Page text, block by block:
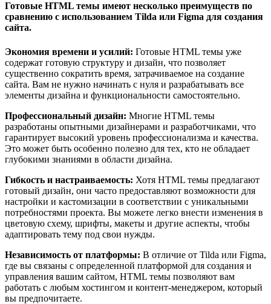
Готовые HTML темы имеют несколько преимуществ по
сравнению с использованием Tilda или Figma для создания
сайта.
Экономия времени и усилий: Готовые HTML темы уже
содержат готовую структуру и дизайн, что позволяет
существенно сократить время, затрачиваемое на создание
сайта. Вам не нужно начинать с нуля и разрабатывать все
элементы дизайна и функциональности самостоятельно.
Профессиональный дизайн: Многие HTML темы
разработаны опытными дизайнерами и разработчиками, что
гарантирует высокий уровень профессионализма и качества.
Это может быть особенно полезно для тех, кто не обладает
глубокими знаниями в области дизайна.
Гибкость и настраиваемость: Хотя HTML темы предлагают
готовый дизайн, они часто предоставляют возможности для
настройки и кастомизации в соответствии с уникальными
потребностями проекта. Вы можете легко внести изменения в
цветовую схему, шрифты, макеты и другие аспекты, чтобы
адаптировать тему под свои нужды.
Независимость от платформы: В отличие от Tilda или Figma,
где вы связаны с определенной платформой для создания и
управления вашим сайтом, HTML темы позволяют вам
работать с любым хостингом и контент-менеджером, который
вы предпочитаете.